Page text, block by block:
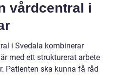
vårdcentral i
i Svedala kombinerar
med ett strukturerat arbete
Patienten ska kunna få råd